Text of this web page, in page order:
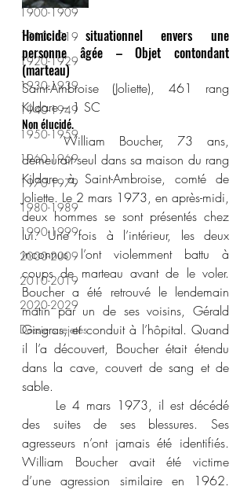
1900-1909
1910-1919
1920-1929
1930-1939
1940-1949
1950-1959
1960-1969
1970-1979
1980-1989
1990-1999
2000-2009
2010-2019
2020-2029
Dossiers rejetés
Homicide situationnel envers une
personne âgée – Objet contondant
(marteau)
Saint-Ambroise (Joliette), 461 rang
Kildare – 1 SC
Non élucidé.
	William Boucher, 73 ans,
demeurait seul dans sa maison du rang
Kildare à Saint-Ambroise, comté de
Joliette. Le 2 mars 1973, en après-midi,
deux hommes se sont présentés chez
lui. Une fois à l’intérieur, les deux
inconnus l’ont violemment battu à
coups de marteau avant de le voler.
Boucher a été retrouvé le lendemain
matin par un de ses voisins, Gérald
Gingras, et conduit à l’hôpital. Quand
il l’a découvert, Boucher était étendu
dans la cave, couvert de sang et de
sable.
des suites de ses blessures. Ses
agresseurs n’ont jamais été identifiés.
William Boucher avait été victime
d’une agression similaire en 1962.